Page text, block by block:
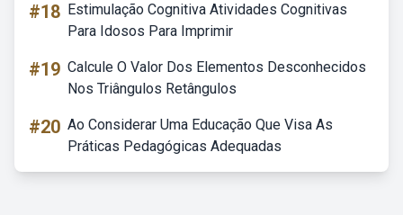
#18 Estimulação Cognitiva Atividades Cognitivas
Para Idosos Para Imprimir
#19 Calcule O Valor Dos Elementos Desconhecidos
Nos Triângulos Retângulos
#20 Ao Considerar Uma Educação Que Visa As
Práticas Pedagógicas Adequadas